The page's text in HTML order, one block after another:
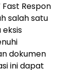
Respon
salah satu
dokumen
ini dapat